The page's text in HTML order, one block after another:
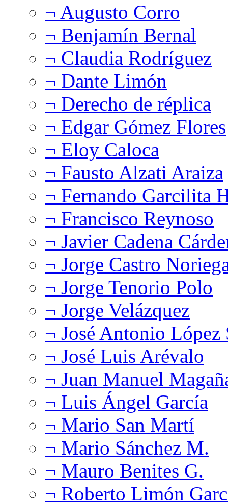
¬ Augusto Corro
¬ Benjamín Bernal
¬ Claudia Rodríguez
¬ Dante Limón
¬ Derecho de réplica
¬ Edgar Gómez Flores
¬ Eloy Caloca
¬ Fausto Alzati Araiza
¬ Fernando Garcilita
¬ Francisco Reynoso
¬ Javier Cadena
¬ Jorge Castro
¬ Jorge Tenorio Polo
¬ Jorge Velázquez
¬ José Antonio López
¬ José Luis Arévalo
¬ Juan Manuel
¬ Luis Ángel García
¬ Mario San Martí
¬ Mario Sánchez M.
¬ Mauro Benites G.
¬ Roberto Limón